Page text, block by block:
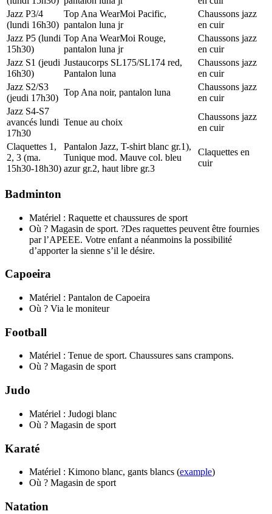
Jazz P3/4
(lundi 16h30)
Top Ana WearMoi Pacific,
pantalon luna jr
Chaussons jazz
en cuir
Jazz P5 (lundi
15h30)
Top Ana WearMoi Rouge,
pantalon luna jr
Chaussons jazz
en cuir
Jazz S1 (jeudi
16h30)
Justaucorps SL175/SL174 red,
Pantalon luna
Chaussons jazz
en cuir
Jazz S2/S3
(jeudi 17h30)
Top Ana noir, pantalon luna
Chaussons jazz
en cuir
Jazz S4-S7
avancés lundi
17h30
Tenue au choix
Chaussons jazz
en cuir
Claquettes 1,
2, 3 (ma.
15h30-18h30)
Pantalon Jazz, T-shirt blanc gr.1),
Tunique mod. Mauve col. bleu
azur gr.2, haut libre gr.3
Claquettes en
cuir
Badminton
Matériel : Raquette et chaussures de sport
Où ? Magasin de sport. ?Des raquettes peuvent être fournies
par l’APEEE. Votre enfant a néanmoins la possibilité
d’apporter la sienne s’il le désire.
Capoeira
Matériel : Pantalon de Capoeira
Où ? Via le moniteur
Football
Matériel : Tenue de sport. Chaussures sans crampons.
Où ? Magasin de sport
Judo
Matériel : Judogi blanc
Où ? Magasin de sport
Karaté
Matériel : Kimono blanc, gants blancs (example)
Où ? Magasin de sport
Natation